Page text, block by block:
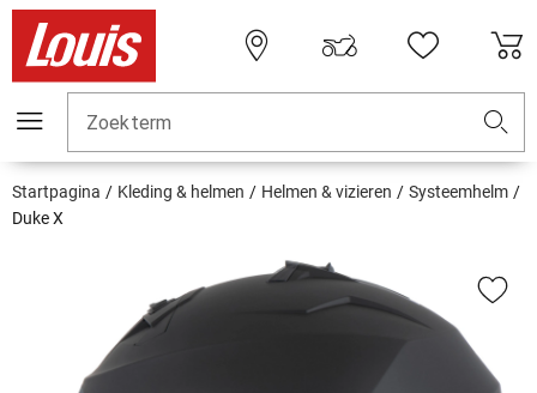
Zoekterm
Startpagina Kleding & helmen Helmen & vizieren
Systeemhelm
Duke X